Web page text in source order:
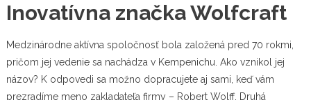
Inovatívna značka Wolfcraft
Medzinárodne aktívna spoločnosť bola založená pred 70 rokmi,
pričom jej vedenie sa nachádza v Kempenichu. Ako vznikol jej
názov? K odpovedi sa možno dopracujete aj sami, keď vám
prezradíme meno zakladateľa firmy – Robert Wolff. Druhá